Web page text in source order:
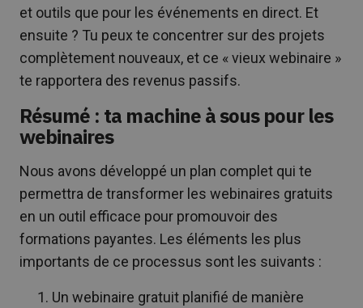
et outils que pour les événements en direct. Et
ensuite ? Tu peux te concentrer sur des projets
complètement nouveaux, et ce « vieux webinaire »
te rapportera des revenus passifs.
Résumé : ta machine à sous pour les
webinaires
Nous avons développé un plan complet qui te
permettra de transformer les webinaires gratuits
en un outil efficace pour promouvoir des
formations payantes. Les éléments les plus
importants de ce processus sont les suivants :
Un webinaire gratuit planifié de manière